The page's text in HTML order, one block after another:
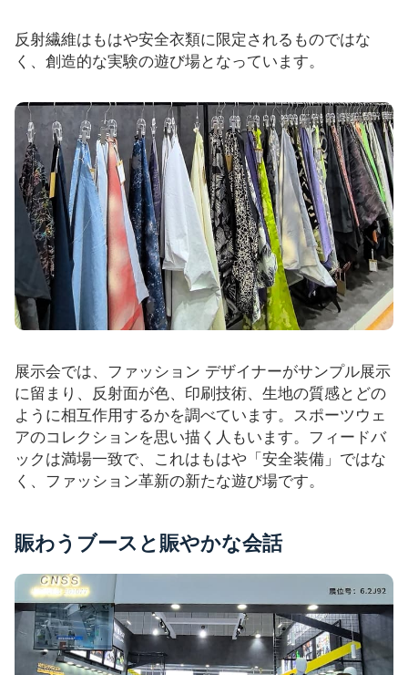
反射繊維はもはや安全衣類に限定されるものではな
く、創造的な実験の遊び場となっています。
展示会では、ファッション デザイナーがサンプル展示
に留まり、反射面が色、印刷技術、生地の質感とどの
ように相互作用するかを調べています。スポーツウェ
アのコレクションを思い描く人もいます。フィードバ
ックは満場一致で、これはもはや「安全装備」ではな
く、ファッション革新の新たな遊び場です。
賑わうブースと賑やかな会話